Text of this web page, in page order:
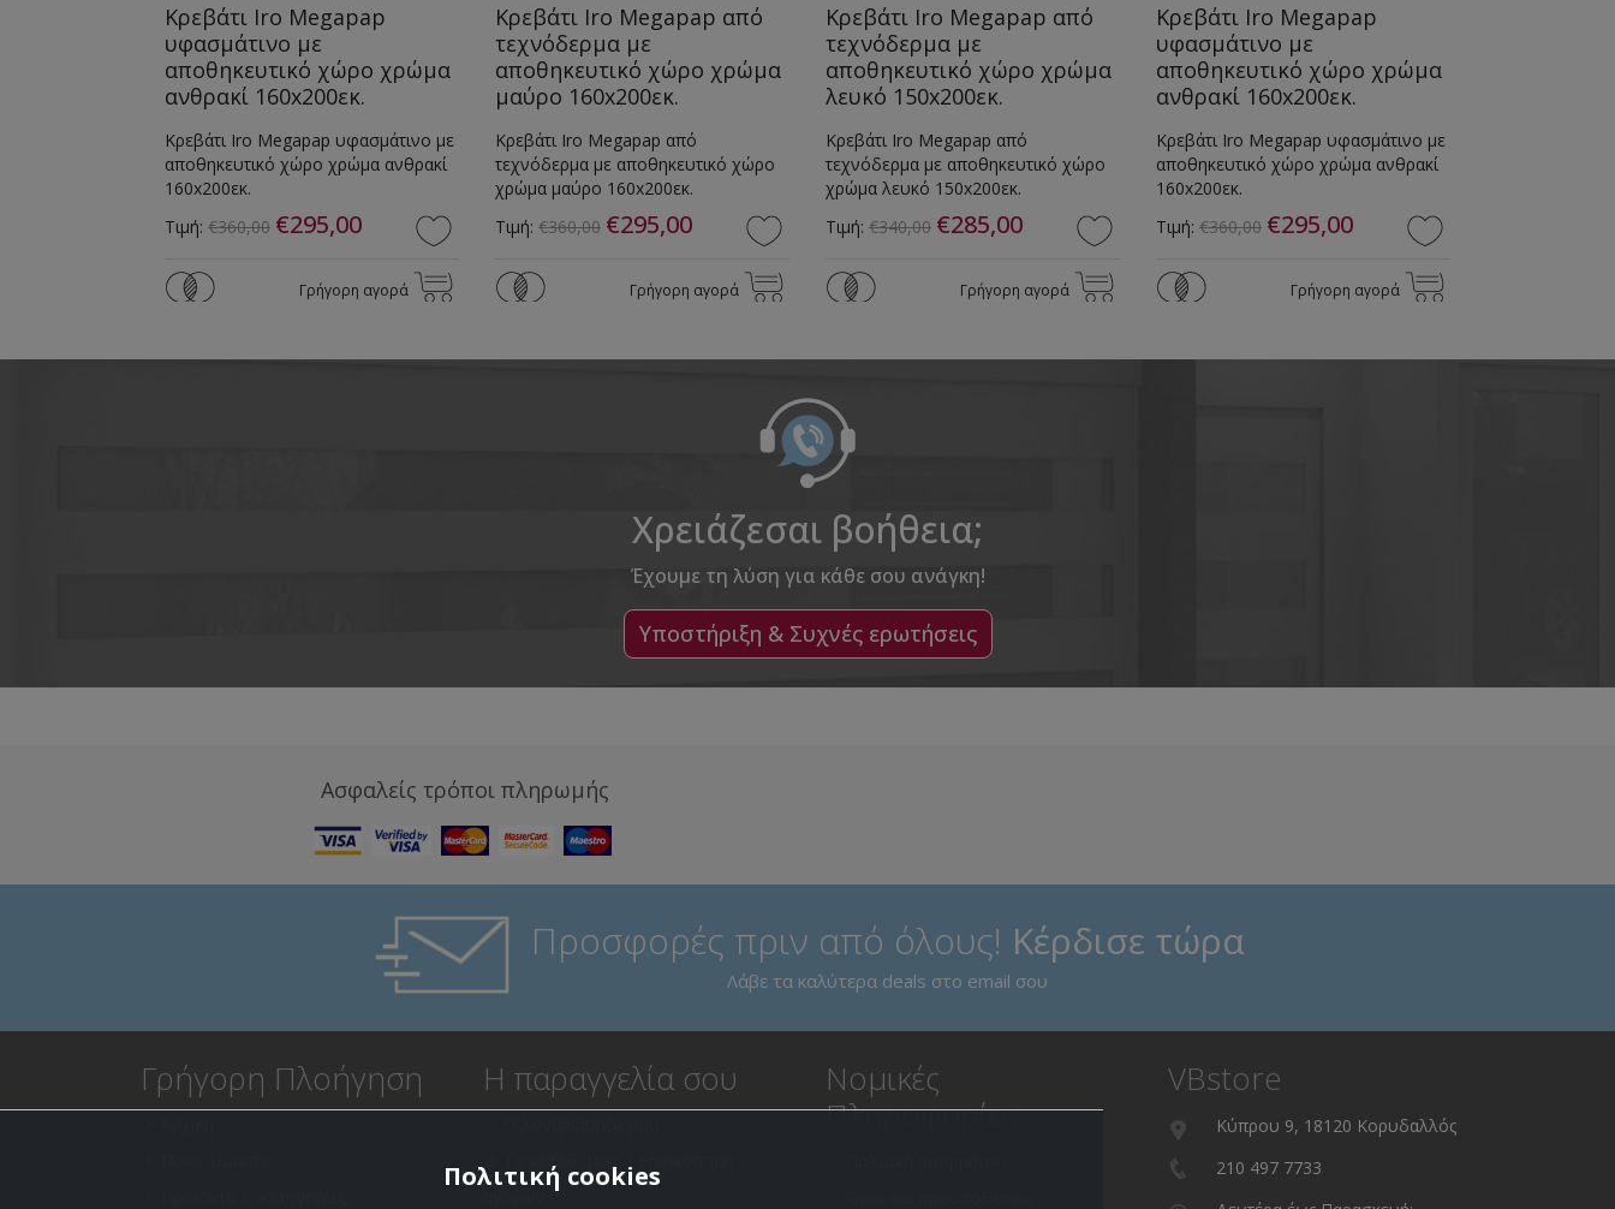
Κρεβάτι Iro Megapap
υφασμάτινο με
αποθηκευτικό χώρο χρώμα
ανθρακί 160x200εκ.
Κρεβάτι Iro Megapap υφασμάτινο με
αποθηκευτικό χώρο χρώμα ανθρακί
160x200εκ.
Τιμή: €360,00 €295,00
Γρήγορη αγορά
Κρεβάτι Iro Megapap από
τεχνόδερμα με
αποθηκευτικό χώρο χρώμα
μαύρο 160x200εκ.
Κρεβάτι Iro Megapap από
τεχνόδερμα με αποθηκευτικό χώρο
χρώμα μαύρο 160x200εκ.
Τιμή: €360,00 €295,00
Γρήγορη αγορά
Κρεβάτι Iro Megapap από
τεχνόδερμα με
αποθηκευτικό χώρο χρώμα
λευκό 150x200εκ.
Κρεβάτι Iro Megapap από
τεχνόδερμα με αποθηκευτικό χώρο
χρώμα λευκό 150x200εκ.
Τιμή: €340,00 €285,00
Γρήγορη αγορά
Κρεβάτι Iro Megapap
υφασμάτινο με
αποθηκευτικό χώρο χρώμα
ανθρακί 160x200εκ.
Κρεβάτι Iro Megapap υφασμάτινο με
αποθηκευτικό χώρο χρώμα ανθρακί
160x200εκ.
Τιμή: €360,00 €295,00
Γρήγορη αγορά
Χρειάζεσαι βοήθεια;
Έχουμε τη λύση για κάθε σου ανάγκη!
Υποστήριξη & Συχνές ερωτήσεις
Ασφαλείς τρόποι πληρωμής
Προσφορές πριν από όλους! Κέρδισε τώρα
Λάβε τα καλύτερα deals στο email σου
Γρήγορη Πλοήγηση Η παραγγελία σου
Το καλάθι μου | Επισκόπηση
Νομικές
Πληροφορίες
VBstore
Κύπρου 9, 18120 Κορυδαλλός
210 497 7733
Πολιτική cookies